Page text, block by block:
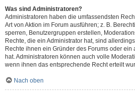
Was sind Administratoren?
Administratoren haben die umfassendsten
Art von Aktion im Forum ausführen; z. B.
sperren, Benutzergruppen erstellen,
Rechte, die ein Administrator hat, sind
Rechte ihnen ein Gründer des Forums oder ein
hat. Administratoren können auch volle
wenn ihnen das entsprechende Recht erteilt
Nach oben